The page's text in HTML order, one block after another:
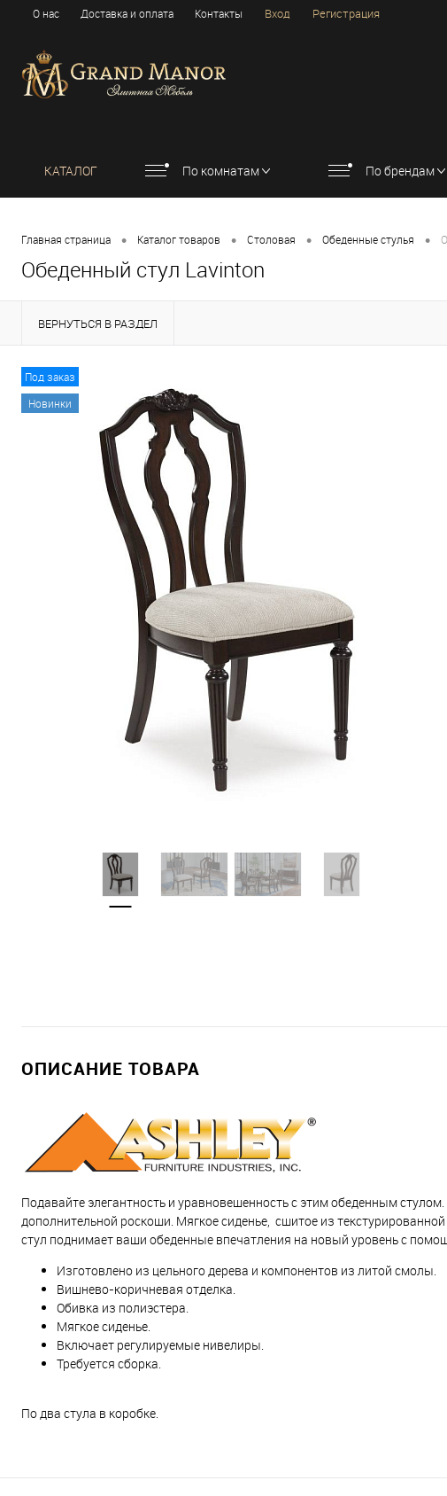
О нас Доставка и оплата Контакты Вход Регистрация
КАТАЛОГ По комнатам По брендам
Главная страница • Каталог товаров • Столовая • Обеденные стулья •
Обеденный стул Lavinton
ВЕРНУТЬСЯ В РАЗДЕЛ
Под заказ
Новинки
ОПИСАНИЕ ТОВАРА
Подавайте элегантность и уравновешенность с этим обеденным
дополнительной роскоши. Мягкое сиденье, сшитое из
стул поднимает ваши обеденные впечатления на новый уровень с
Изготовлено из цельного дерева и компонентов из литой смолы.
Вишнево-коричневая отделка.
Обивка из полиэстера.
Мягкое сиденье.
Включает регулируемые нивелиры.
Требуется сборка.
По два стула в коробке.